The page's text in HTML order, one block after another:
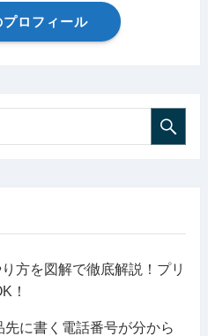
ロフィール
方を図解で徹底解説！プリ
！
に書く電話番号が分から